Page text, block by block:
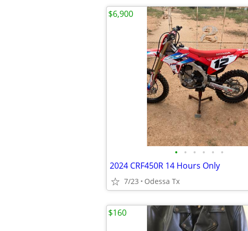
• • • • • •
2024 CRF450R 14 Hours Only
7/23 Odessa Tx
$6,900
$160